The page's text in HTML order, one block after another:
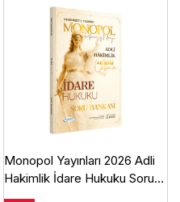
Monopol Yayınları 2026 Adli
Hakimlik İdare Hukuku Soru
Bankası Çözümlü Ömer